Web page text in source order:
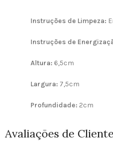
Instruções de Limpeza:
Instruções de
Altura: 6,5cm
Largura: 7,5cm
Profundidade: 2cm
Avaliações de